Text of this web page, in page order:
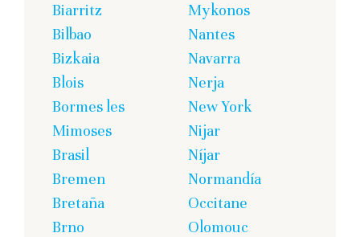
Biarritz
Bilbao
Bizkaia
Blois
Bormes les
Mimoses
Brasil
Bremen
Bretaña
Brno
Mykonos
Nantes
Navarra
Nerja
New York
Nijar
Níjar
Normandía
Occitane
Olomouc